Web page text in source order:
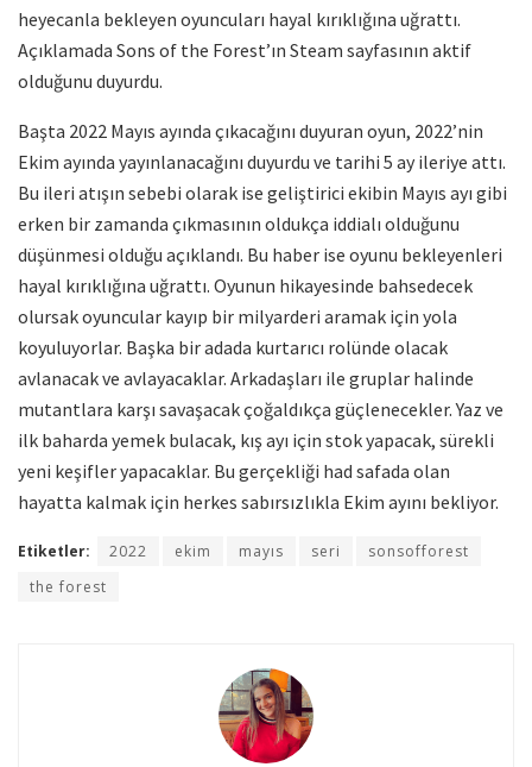
heyecanla bekleyen oyuncuları hayal kırıklığına uğrattı.
Açıklamada Sons of the Forest’ın Steam sayfasının aktif
olduğunu duyurdu.
Başta 2022 Mayıs ayında çıkacağını duyuran oyun, 2022’nin
Ekim ayında yayınlanacağını duyurdu ve tarihi 5 ay ileriye attı.
Bu ileri atışın sebebi olarak ise geliştirici ekibin Mayıs ayı gibi
erken bir zamanda çıkmasının oldukça iddialı olduğunu
düşünmesi olduğu açıklandı. Bu haber ise oyunu bekleyenleri
hayal kırıklığına uğrattı. Oyunun hikayesinde bahsedecek
olursak oyuncular kayıp bir milyarderi aramak için yola
koyuluyorlar. Başka bir adada kurtarıcı rolünde olacak
avlanacak ve avlayacaklar. Arkadaşları ile gruplar halinde
mutantlara karşı savaşacak çoğaldıkça güçlenecekler. Yaz ve
ilk baharda yemek bulacak, kış ayı için stok yapacak, sürekli
yeni keşifler yapacaklar. Bu gerçekliği had safada olan
hayatta kalmak için herkes sabırsızlıkla Ekim ayını bekliyor.
Etiketler: 2022 ekim mayıs seri
sonsofforest
the forest